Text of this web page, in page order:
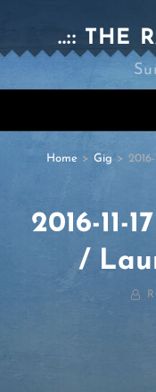
..:: THE
Home > Gig >
2016-11-
/
BY